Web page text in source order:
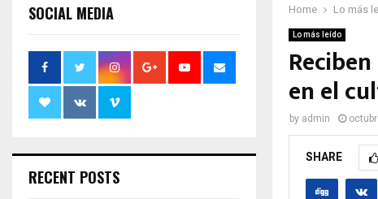
Home Lo más
Lo más leído
en el
by admin
SHARE
SOCIAL MEDIA
RECENT POSTS